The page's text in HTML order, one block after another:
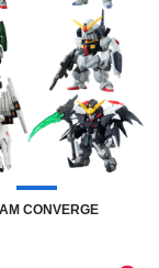
CONVERGE